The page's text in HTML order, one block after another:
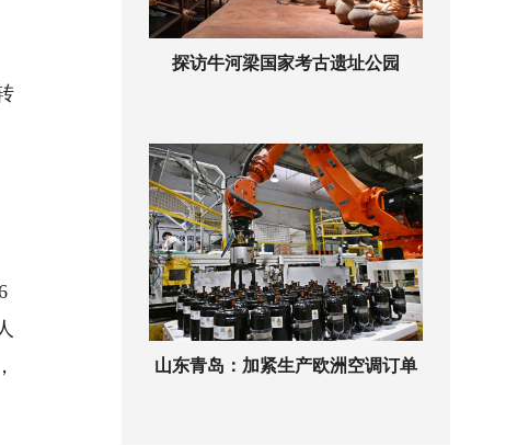
探访牛河梁国家考古遗址公园
山东青岛：加紧生产欧洲空调订单